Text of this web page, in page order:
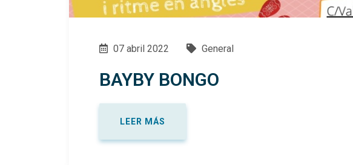
07 abril 2022 General
BAYBY BONGO
LEER MÁS